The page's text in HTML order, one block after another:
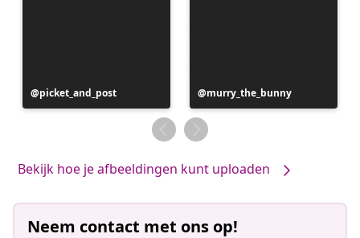
Bericht
gepubliceerd
picket_and_post
Bericht
gepubliceerd
door
murry_the_bunny
Bekijk hoe je afbeeldingen kunt uploaden
Neem contact met ons op!